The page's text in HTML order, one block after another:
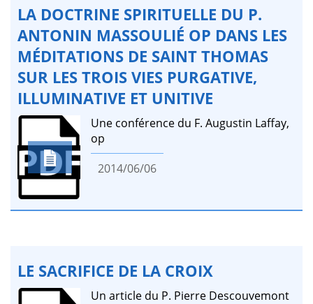
LA DOCTRINE SPIRITUELLE DU P.
ANTONIN MASSOULIÉ OP DANS LES
MÉDITATIONS DE SAINT THOMAS
SUR LES TROIS VIES PURGATIVE,
ILLUMINATIVE ET UNITIVE
Une conférence du F. Augustin Laffay,
op
2014/06/06
LE SACRIFICE DE LA CROIX
Un article du P. Pierre Descouvemont